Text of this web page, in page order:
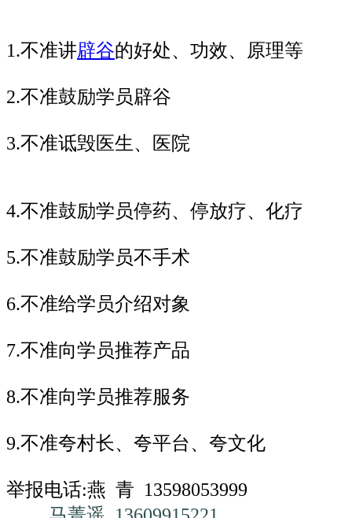
1.不准讲辟谷的好处、功效、原理等
2.不准鼓励学员辟谷
3.不准诋毁医生、医院
4.不准鼓励学员停药、停放疗、化疗
5.不准鼓励学员不手术
6.不准给学员介绍对象
7.不准向学员推荐产品
8.不准向学员推荐服务
9.不准夸村长、夸平台、夸文化
举报电话:燕 青 13598053999